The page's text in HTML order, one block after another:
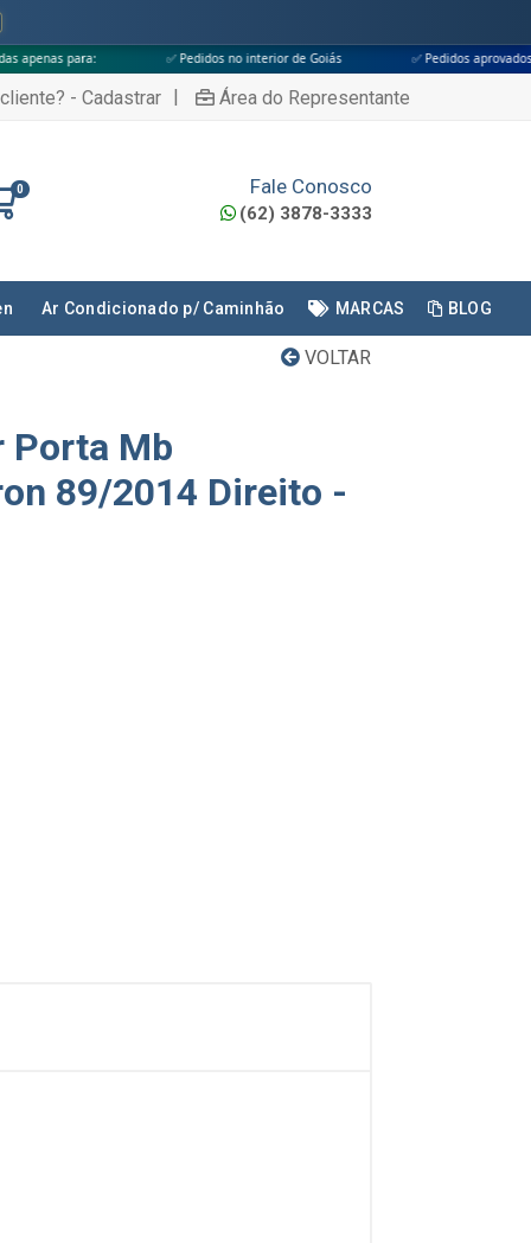
✅ Pedidos no interior de Goiás ✅ Pedidos aprovados até às 18h
- Cadastrar | Área do Representante
0 Fale Conosco
(62) 3878-3333
Ar Condicionado p/ Caminhão MARCAS BLOG
VOLTAR
Porta Mb
89/2014 Direito -